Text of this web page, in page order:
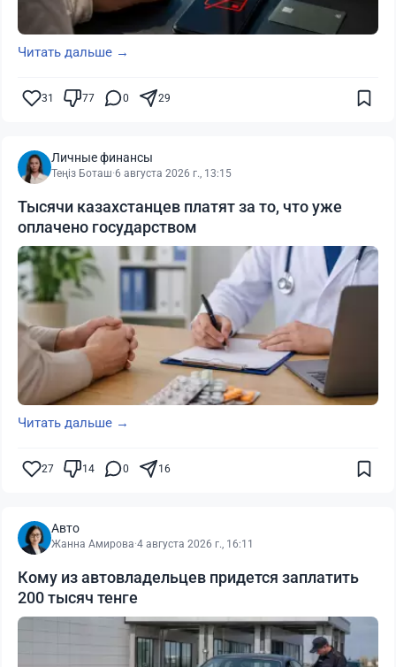
Читать дальше →
31 77 0 29
Личные финансы
Теңіз Боташ·6 августа 2026 г., 13:15
Тысячи казахстанцев платят за то, что уже
оплачено государством
Читать дальше →
27 14 0 16
Авто
Жанна Амирова·4 августа 2026 г., 16:11
Кому из автовладельцев придется заплатить
200 тысяч тенге